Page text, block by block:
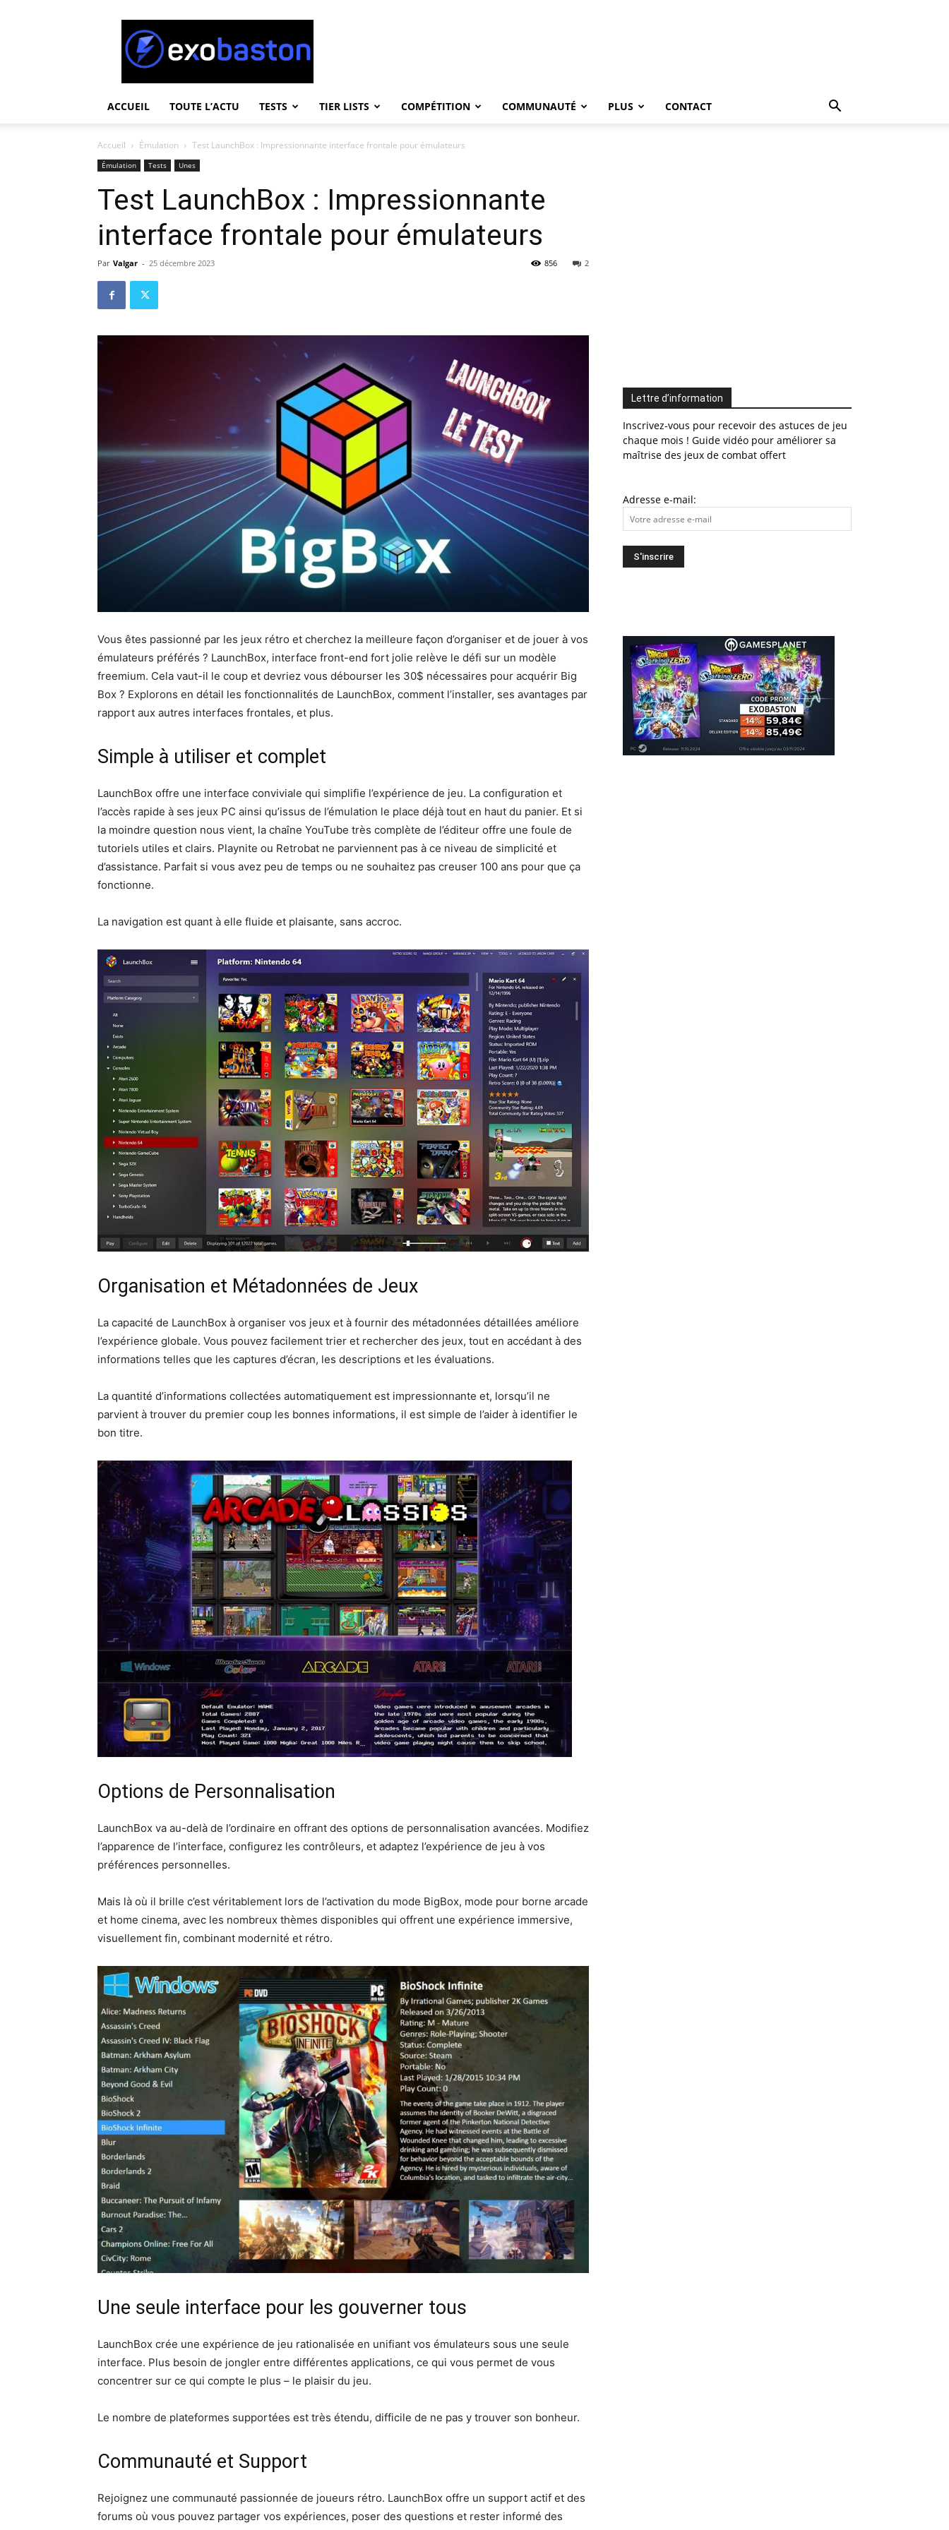
ACCUEIL TOUTE L’ACTU TESTS TIER LISTS COMPÉTITION COMMUNAUTÉ PLUS CONTACT
Accueil Émulation Test LaunchBox : Impressionnante interface frontale pour émulateurs
Émulation Tests Unes
Test LaunchBox : Impressionnante
interface frontale pour émulateurs
Par Valgar - 25 décembre 2023 2
856
Vous êtes passionné par les jeux rétro et cherchez la meilleure façon d’organiser et de jouer à vos
émulateurs préférés ? LaunchBox, interface front-end fort jolie relève le défi sur un modèle
freemium. Cela vaut-il le coup et devriez vous débourser les 30$ nécessaires pour acquérir Big
Box ? Explorons en détail les fonctionnalités de LaunchBox, comment l’installer, ses avantages par
rapport aux autres interfaces frontales, et plus.
Simple à utiliser et complet
LaunchBox offre une interface conviviale qui simplifie l’expérience de jeu. La configuration et
l’accès rapide à ses jeux PC ainsi qu’issus de l’émulation le place déjà tout en haut du panier. Et si
la moindre question nous vient, la chaîne YouTube très complète de l’éditeur offre une foule de
tutoriels utiles et clairs. Playnite ou Retrobat ne parviennent pas à ce niveau de simplicité et
d’assistance. Parfait si vous avez peu de temps ou ne souhaitez pas creuser 100 ans pour que ça
fonctionne.
La navigation est quant à elle fluide et plaisante, sans accroc.
Organisation et Métadonnées de Jeux
La capacité de LaunchBox à organiser vos jeux et à fournir des métadonnées détaillées améliore
l’expérience globale. Vous pouvez facilement trier et rechercher des jeux, tout en accédant à des
informations telles que les captures d’écran, les descriptions et les évaluations.
La quantité d’informations collectées automatiquement est impressionnante et, lorsqu’il ne
parvient à trouver du premier coup les bonnes informations, il est simple de l’aider à identifier le
bon titre.
Options de Personnalisation
LaunchBox va au-delà de l’ordinaire en offrant des options de personnalisation avancées. Modifiez
l’apparence de l’interface, configurez les contrôleurs, et adaptez l’expérience de jeu à vos
préférences personnelles.
Mais là où il brille c’est véritablement lors de l’activation du mode BigBox, mode pour borne arcade
et home cinema, avec les nombreux thèmes disponibles qui offrent une expérience immersive,
visuellement fin, combinant modernité et rétro.
Une seule interface pour les gouverner tous
LaunchBox crée une expérience de jeu rationalisée en unifiant vos émulateurs sous une seule
interface. Plus besoin de jongler entre différentes applications, ce qui vous permet de vous
concentrer sur ce qui compte le plus – le plaisir du jeu.
Le nombre de plateformes supportées est très étendu, difficile de ne pas y trouver son bonheur.
Communauté et Support
Rejoignez une communauté passionnée de joueurs rétro. LaunchBox offre un support actif et des
forums où vous pouvez partager vos expériences, poser des questions et rester informé des
Lettre d’information
Inscrivez-vous pour recevoir des astuces de jeu
chaque mois ! Guide vidéo pour améliorer sa
maîtrise des jeux de combat offert
Adresse e-mail: